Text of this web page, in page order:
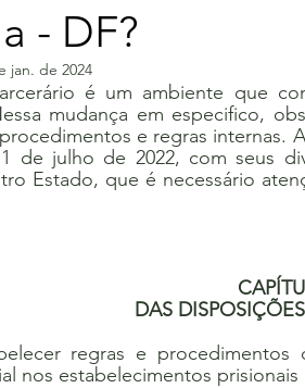
- DF?
jan. de 2024
é um ambiente que
mudança em especifico,
e regras internas.
de julho de 2022, com seus
Estado, que é necessário
DAS
regras e procedimentos
nos estabelecimentos